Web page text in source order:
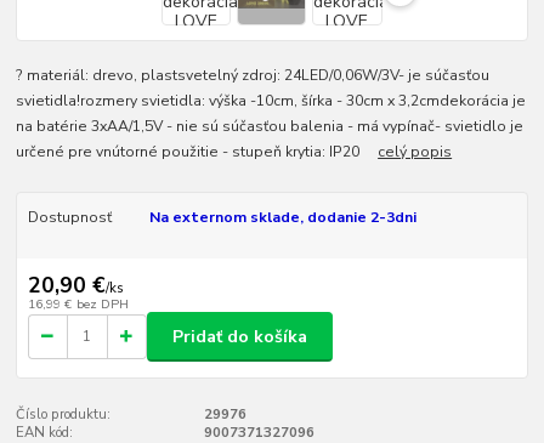
? materiál: drevo, plastsvetelný zdroj: 24LED/0,06W/3V- je súčasťou
svietidla!rozmery svietidla: výška -10cm, šírka - 30cm x 3,2cmdekorácia je
na batérie 3xAA/1,5V - nie sú súčasťou balenia - má vypínač- svietidlo je
určené pre vnútorné použitie - stupeň krytia: IP20 celý popis
Dostupnosť Na externom sklade, dodanie 2-3dni
20,90 €/ks
16,99 € bez DPH
Pridať do košíka
Číslo produktu:
29976
EAN kód:
9007371327096